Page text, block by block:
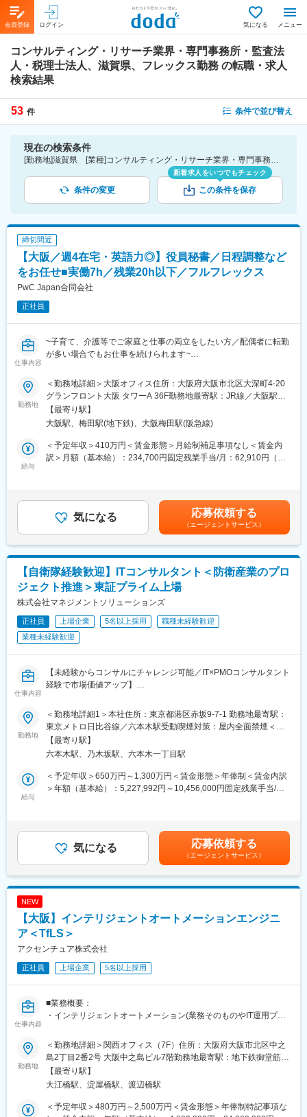
会員登録 ログイン 気になる メニュー
コンサルティング・リサーチ業界・専門事務所・監査法
人・税理士法人、滋賀県、フレックス勤務 の転職・求人
検索結果
53 件 条件で並び替え
現在の検索条件
[勤務地]滋賀県 [業種]コンサルティング・リサーチ業界・専門事務所・監査法人・税理士法人 [詳細条件](休日・働き方)フレックス勤務
条件の変更
新着求人をいつでもチェック
この条件を保存
締切間近
【大阪／週4在宅・英語力◎】役員秘書／日程調整など
をお任せ■実働7h／残業20h以下／フルフレックス
PwC Japan合同会社
正社員
仕事内容
~子育て、介護等でご家庭と仕事の両立をしたい方／配偶者に転勤
が多い場合でもお仕事を続けられます~
●在宅かつフルフレックスの為、家庭との両立がしやすく長期就業
が可能
●ご家庭の事情で遠方への転居が必要になっても就業継続が可能
■概要
PwC Japanグループでは、米国法人で成果をあげていた「在宅秘
書」という働き方を2015年から導入し、現在は約80名の在宅秘書
■業務内容
複数（3～5名程度）のパートナー（一般企業の役員クラス）への
内、お礼状作成
・出張手配（国内、国外）、電話、メール対応、アポイント調整
・慶弔関係、贈答品手配、経費請求書処理、名刺管理、会議運営
補助
■英語利用について：
・担当パートナーが外資系企業の担当をしている場合の調整
■入社後サポート体制
・3日間は全社オリエンテーション
クチャー
・教育担当によるOJT
■部門体制
└80名が常にチャットを活用しながら日々ナレッジの共有を行っ
ており、コミュニケーションは活発です。
・在宅勤務メイン
・フルフレックス
└お子様の送り迎えや家事などで柔軟に中抜けが可能です。
・同僚に感謝の声を届けるピアボーナスシステム「ARIGATO Now
Point」や定期的なフィードバックの機会などを通じて、普段の頑
能です。
・担当パートナーからよいフィードバックをもらう事も評価とし
勤務地
＜勤務地詳細＞大阪オフィス住所：大阪府大阪市北区大深町4‐20
グランフロント大阪 タワーA 36F勤務地最寄駅：JR線／大阪駅受
動喫煙対策：屋内全面禁煙
【最寄り駅】
大阪駅、梅田駅(地下鉄)、大阪梅田駅(阪急線)
給与
＜予定年収＞410万円＜賃金形態＞月給制補足事項なし＜賃金内
訳＞月額（基本給）：234,700円固定残業手当/月：62,910円（固
間外労働分については追加で支給する。※上記金額は標準業績賞与
込みの金額賃金はあくまでも目安の金額であり、選考を通じて上
下する可能性があります。月給(月額)は固定手当を含めた表記で
す。
気になる 応募依頼する
（エージェントサービス）
【自衛隊経験歓迎】ITコンサルタント＜防衛産業のプロ
ジェクト推進＞東証プライム上場
株式会社マネジメントソリューションズ
正社員 上場企業 5名以上採用
職種未経験歓迎
業種未経験歓迎
仕事内容
【未経験からコンサルにチャレンジ可能／IT×PMOコンサルタント
経験で市場価値アップ】
任せします
◆顧客のプロジェクトを支援／PMOとして上流から実行まで支援
◆コンサルとして高い市場価値が身につく／研修制度充実環境
◆IT×PM推進×コンサルとしての思考力を元にキャリアアップが叶
います
◆えるぼしや健康経営優良法人2024取得、残業20時間程度リモー
ト有り
なプロジェクトを推進・成功に導くために価値提供いただきま
す。
前進させていただきます。
さらに、公的機関向けの公式文書や対外提出資料の作成・体裁整
備、根拠整理、レビュー対応など、正確性が求められるドキュメ
ョン力・推進力、PMBOKを基盤とした汎用性の高いプロジェクト
マネジメント能力を活かし、コンサル／事業会社／起業等問わず
■評価制度：
「個人の気づきと成長」「お互いに納得できる評価」「自社の成
長」を目指し、評価プロセスを運営。
せながら目標を設定
勤務地
＜勤務地詳細1＞本社住所：東京都港区赤坂9-7-1 勤務地最寄駅：
東京メトロ日比谷線／六本木駅受動喫煙対策：屋内全面禁煙＜勤
務地詳細2＞クライアント先常駐住所：東京23区内を中心に首都
圏近郊、関西、中部他 受動喫煙対策：屋内全面禁煙変更の範囲：
【最寄り駅】
六本木駅、乃木坂駅、六本木一丁目駅
給与
＜予定年収＞650万円～1,300万円＜賃金形態＞年俸制＜賃金内訳
＞年額（基本給）：5,227,992円～10,456,000円固定残業手当/
業手当＞有＜給与補足＞※当社給与規定により、経験・スキル等を
考慮した上で決定いたします。昇給・昇格は基本的に年1回（ご入
社月により変動）賃金はあくまでも目安の金額であり、選考を通
じて上下する可能性があります。月給(月額)は固定手当を含めた表
記です。
気になる 応募依頼する
（エージェントサービス）
NEW
【大阪】インテリジェントオートメーションエンジニ
ア＜TfLS＞
アクセンチュア株式会社
正社員 上場企業 5名以上採用
仕事内容
■業務概要：
・インテリジェントオートメーション(業務そのものやIT運用プロ
ントもしくはエンジニアとして様々な技術や弊社内のアセットツ
ール群（SynOpsやAiOpsを含む）を用いて変革を実現していただ
きます。
・最新テクノロジーを組合せ、End to End の業務をサポートする
システムを提案・開発し、効果創出までを担っていただきます。
・お客様へ弊社アセット群、ワークフロー、チャットボット、AI-
OCRやRPA導入など、業務効率化を実現する仕組みを短サイクル
勤務地
＜勤務地詳細＞関西オフィス（7F）住所：大阪府大阪市北区中之
島2丁目2番2号 大阪中之島ビル7階勤務地最寄駅：地下鉄御堂筋
線、京阪本線／淀屋橋駅受動喫煙対策：屋内全面禁煙変更の範
囲：会社の定める事業所
【最寄り駅】
大江橋駅、淀屋橋駅、渡辺橋駅
＜予定年収＞480万円～2,500万円＜賃金形態＞年俸制特記事項な